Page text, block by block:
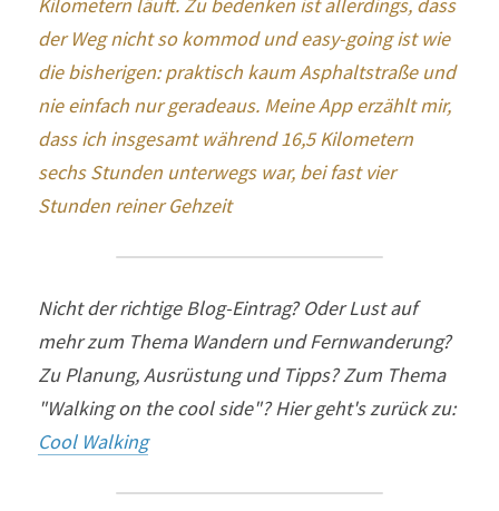
der Weg nicht so kommod und easy-going ist wie
die bisherigen: praktisch kaum Asphaltstraße und
nie einfach nur geradeaus. Meine App erzählt mir,
dass ich insgesamt während 16,5 Kilometern
sechs Stunden unterwegs war, bei fast vier
Stunden reiner Gehzeit
Nicht der richtige Blog-Eintrag? Oder Lust auf
mehr zum Thema Wandern und Fernwanderung?
Zu Planung, Ausrüstung und Tipps? Zum Thema
"Walking on the cool side"? Hier geht's zurück zu:
Cool Walking